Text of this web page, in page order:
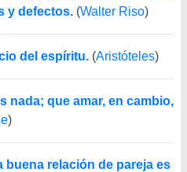
y defectos. (Walter Riso)
del espíritu. (Aristóteles)
nada; que amar, en cambio,
)
buena relación de pareja es